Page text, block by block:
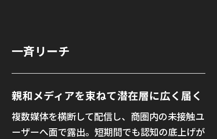
一斉リーチ
親和メディアを束ねて潜在層に広く届く
複数媒体を横断して配信し、商圏内の未接触ユ
ーザーへ面で露出。短期間でも認知の底上げが